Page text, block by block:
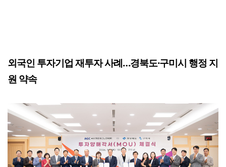
외국인 투자기업 재투자 사례…경북도·구미시 행정 지
원 약속